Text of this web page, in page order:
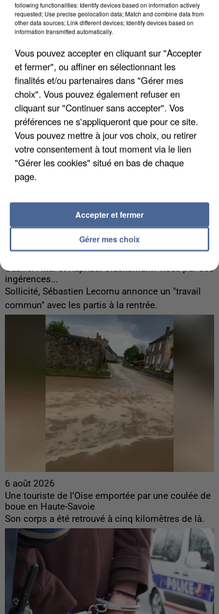
7 août 2026
Algérie
Un cofondateur du réseau avait été interpellé
quelques jours plus tôt.
Gabriel Attal et Raphaël Glucksmann visés par des
ingérences...
Sollicité, Sébastien Lecornu annonce un "travail
commun" avec les partis à la rentrée.
6 août 2026
Une touriste de l’Oise emportée par une coulée de
boue en Haute-Savoie
Son corps a été retrouvé à cinq kilomètres de là.
following functionalities: Identify devices based on information actively
requested; Use precise geolocation data; Match and combine data from
other data sources; Link different devices; Identify devices based on
information transmitted automatically.
Vous pouvez accepter en cliquant sur "Accepter
et fermer", ou affiner en sélectionnant les
finalités et/ou partenaires dans "Gérer mes
choix". Vous pouvez également refuser en
cliquant sur "Continuer sans accepter". Vos
préférences ne s'appliqueront que pour ce site.
Vous pouvez mettre à jour vos choix, ou retirer
votre consentement à tout moment via le lien
"Gérer les cookies" situé en bas de chaque
page.
Gérer mes choix
Accepter et fermer